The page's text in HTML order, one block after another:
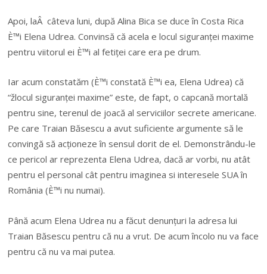
Apoi, laÂ câteva luni, după Alina Bica se duce în Costa Rica
È™i Elena Udrea. Convinsă că acela e locul siguranței maxime
pentru viitorul ei È™i al fetiței care era pe drum.
Iar acum constatăm (È™i constată È™i ea, Elena Udrea) că
“žlocul siguranței maxime” este, de fapt, o capcană mortală
pentru sine, terenul de joacă al serviciilor secrete americane.
Pe care Traian Băsescu a avut suficiente argumente să le
convingă să acționeze în sensul dorit de el. Demonstrându-le
ce pericol ar reprezenta Elena Udrea, dacă ar vorbi, nu atât
pentru el personal cât pentru imaginea si interesele SUA în
România (È™i nu numai).
Până acum Elena Udrea nu a făcut denunțuri la adresa lui
Traian Băsescu pentru că nu a vrut. De acum încolo nu va face
pentru că nu va mai putea.